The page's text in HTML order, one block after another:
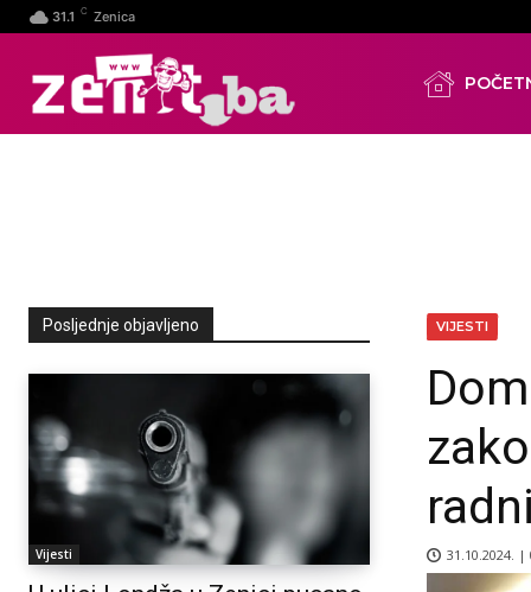
31.1 C Zenica
Posljednje objavljeno
Vijesti
VIJESTI
31.10.2024. |